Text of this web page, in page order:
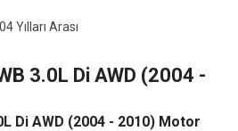
Yılları Arası
3.0L Di AWD (2004 -
Di AWD (2004 - 2010) Motor